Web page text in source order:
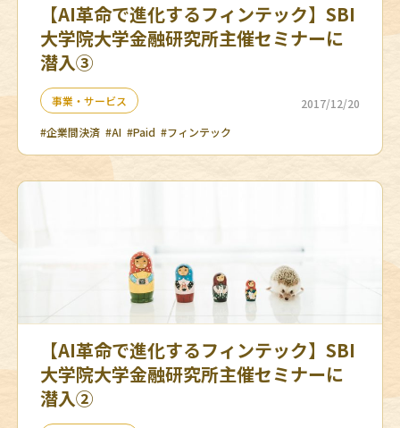
【AI革命で進化するフィンテック】SBI
大学院大学金融研究所主催セミナーに
潜入➂
事業・サービス
2017/12/20
#企業間決済 #AI #Paid #フィンテック
【AI革命で進化するフィンテック】SBI
大学院大学金融研究所主催セミナーに
潜入②